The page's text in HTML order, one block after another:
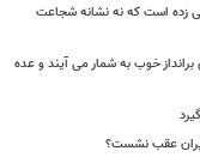
زده است که نه نشانه شجاعت
برانداز خوب به شمار می آیند و عده
ایران عقب نشست؟